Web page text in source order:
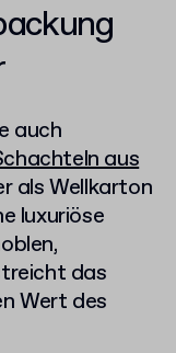
auch
aus
als Wellkarton
luxuriöse
das
Wert des